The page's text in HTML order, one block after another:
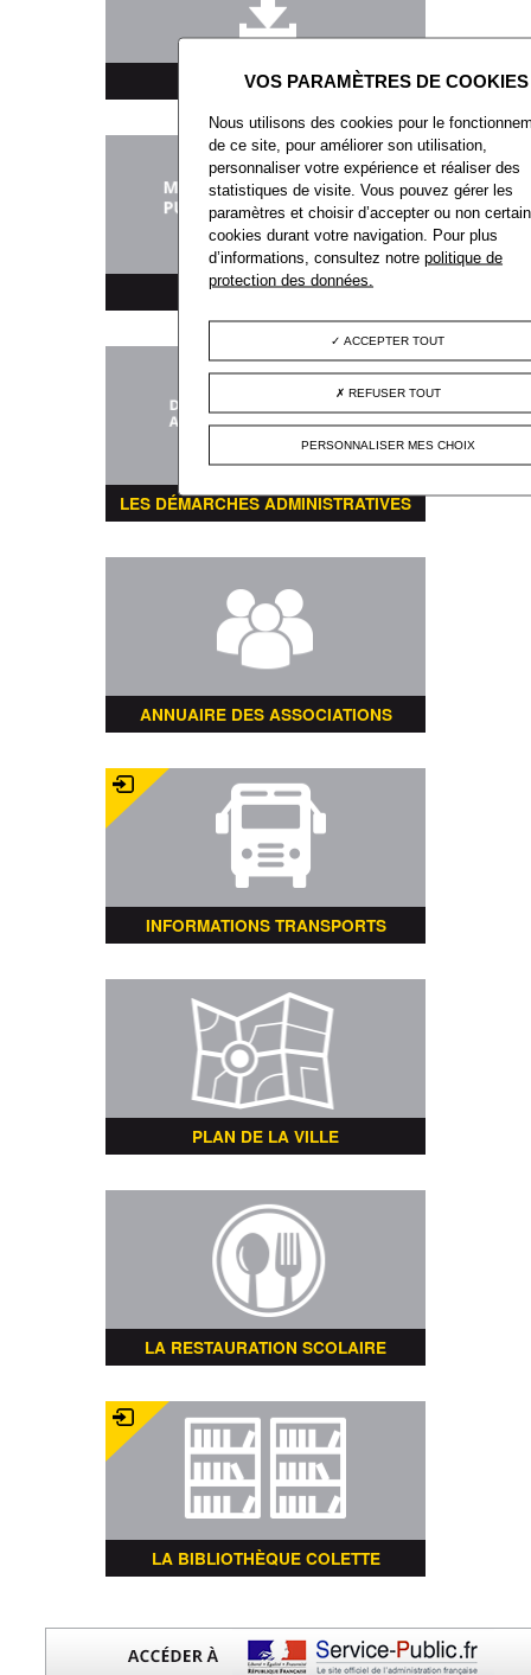
TÉLÉCHARGEMENT
MARCHÉS PUBLICS
LES DÉMARCHES ADMINISTRATIVES
ANNUAIRE DES ASSOCIATIONS
INFORMATIONS TRANSPORTS
PLAN DE LA VILLE
LA RESTAURATION SCOLAIRE
LA BIBLIOTHÈQUE COLETTE
Nous utilisons des cookies pour le
de ce site, pour améliorer son utilisation,
personnaliser votre expérience et réaliser des
statistiques de visite. Vous pouvez gérer les
paramètres et choisir d’accepter ou non
cookies durant votre navigation. Pour plus
d’informations, consultez notrepolitique de
protection des données.
ACCEPTER TOUT
REFUSER TOUT
PERSONNALISER MES CHOIX